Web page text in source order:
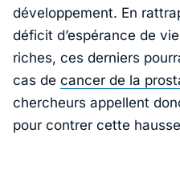
développement. En
déficit d’espérance de
riches, ces derniers
cas de cancer de la
chercheurs appellent
pour contrer cette